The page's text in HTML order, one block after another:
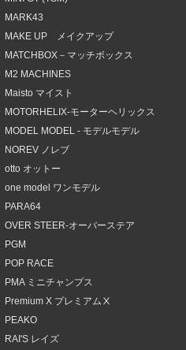
MARK43
MAKE UP メイクアップ
MATCHBOX－マッチボックス
M2 MACHINES
Maisto マイスト
MOTORHELIX-モーターヘリックス
MODEL MODEL - モデルモデル
NOREV ノレブ
otto オットー
one model ワンモデル
PARA64
OVER STEER-オーバーステア
PGM
POP RACE
PMA ミニチャンプス
Premium X プレミアムⅩ
PEAKO
RAI'S レイズ